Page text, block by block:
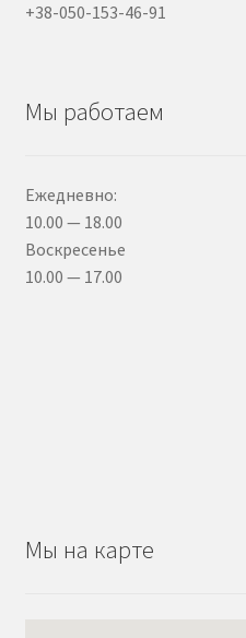
+38-050-153-46-91
Мы работаем
Ежедневно:
10.00 — 18.00
Воскресенье
10.00 — 17.00
Мы на карте